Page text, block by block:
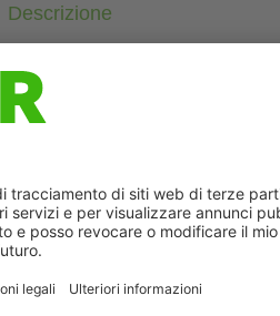
Descrizione
Schermato
con portatarghetta
Custodie plastica con buona resistenza contro
La resistenza agli agenti aggressivi deve essere